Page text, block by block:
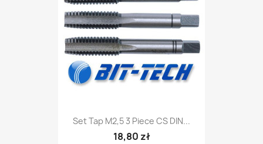
Set Tap M2,5 3 Piece CS DIN...
18,80 zł